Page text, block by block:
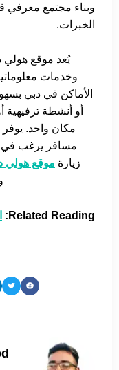
وبناء مجتمع معرفي
الخبرات.
يُعد موقع
وخدمات
الأماكن في دبي
أو أنشطة
مكان واحد. يوفر
مسافر يرغب في
زيارة موقع هولي
Related Reading: